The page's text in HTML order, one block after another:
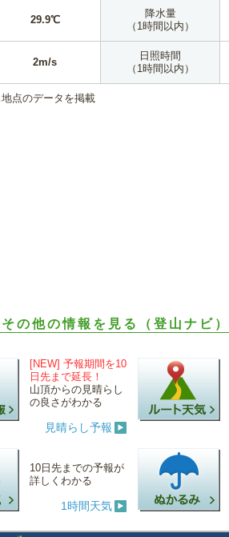
29.9℃
降水量
（1時間以内）
2m/s
日照時間
（1時間以内）
点のデータを掲載
の他の情報を見る（登山ナビ）
[NEW] 予報期間を10
日先まで延長！
山頂からの見晴らし
の良さがわかる
見晴らし予報
10日先までの予報が
詳しくわかる
1時間天気